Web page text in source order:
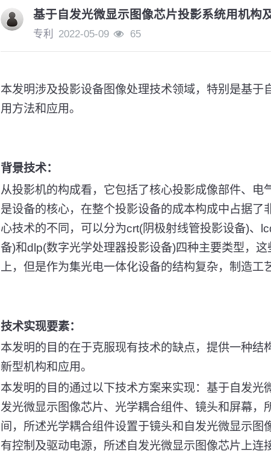
基于自发光微显示图像芯片投影系统用机构
专利 2022-05-09 65
本发明涉及投影设备图像处理技术领域，特别是基
用方法和应用。
背景技术：
从投影机的构成看，它包括了核心投影成像部件、
是设备的核心，在整个投影设备的成本构成中占据
心技术的不同，可以分为crt(阴极射线管投影设备)、
备)和dlp(数字光学处理器投影设备)四种主要类型，
上，但是作为集光电一体化设备的结构复杂，制造工
技术实现要素：
本发明的目的在于克服现有技术的缺点，提供一种
新型机构和应用。
本发明的目的通过以下技术方案来实现：基于自发光
发光微显示图像芯片、光学耦合组件、镜头和屏幕，
间，所述光学耦合组件设置于镜头和自发光微显示
有控制及驱动电源，所述自发光微显示图像芯片上连